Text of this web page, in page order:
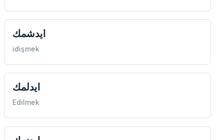
ايدشمك
idişmek
ايدلمك
Edilmek